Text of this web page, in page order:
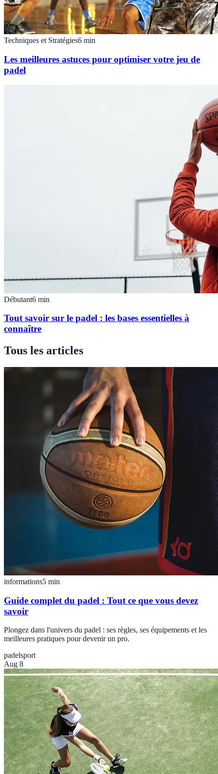
Techniques et Stratégies6 min
Les meilleures astuces pour optimiser votre jeu de
padel
Débutant6 min
Tout savoir sur le padel : les bases essentielles à
connaître
Tous les articles
informations5 min
Guide complet du padel : Tout ce que vous devez
savoir
Plongez dans l'univers du padel : ses règles, ses équipements et les
meilleures pratiques pour devenir un pro.
padelsport
Aug 8